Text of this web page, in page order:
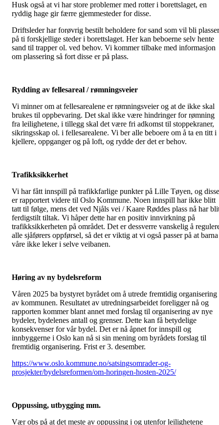
Husk også at vi har store problemer med rotter i borettslaget, en
ryddig hage gir færre gjemmesteder for disse.
Driftsleder har forøvrig bestilt beholdere for sand som vil bli
på ti forskjellige steder i borettslaget. Her kan beboerne selv hente
sand til trapper ol. ved behov. Vi kommer tilbake med informasjon
om plassering så fort disse er på plass.
Rydding av fellesareal / rømningsveier
Vi minner om at fellesarealene er rømningsveier og at de ikke skal
brukes til oppbevaring. Det skal ikke være hindringer for rømning
fra leilighetene, i tillegg skal det være fri adkomst til stoppekraner,
sikringsskap ol. i fellesarealene. Vi ber alle beboere om å ta en titt i
kjellere, oppganger og på loft, og rydde der det er behov.
Trafikksikkerhet
Vi har fått innspill på trafikkfarlige punkter på Lille Tøyen, og disse
er rapportert videre til Oslo Kommune. Noen innspill har ikke blitt
tatt til følge, mens det ved Njåls vei / Kaare Røddes plass nå har
ferdigstilt tiltak. Vi håper dette har en positiv innvirkning på
trafikksikkerheten på området. Det er dessverre vanskelig å
alle sjåførers oppførsel, så det er viktig at vi også passer på at barna
våre ikke leker i selve veibanen.
Høring av ny bydelsreform
Våren 2025 ba bystyret byrådet om å utrede fremtidig organisering
av kommunen. Resultatet av utredningsarbeidet foreligger nå og
rapporten kommer blant annet med forslag til organisering av nye
bydeler, bydelenes antall og grenser. Dette kan få betydelige
konsekvenser for vår bydel. Det er nå åpnet for innspill og
innbyggerne i Oslo kan nå si sin mening om byrådets forslag til
fremtidig organisering. Frist er 3. desember.
https://www.oslo.kommune.no/satsingsomrader-og-
prosjekter/bydelsreformen/om-horingen-hosten-2025/
Oppussing, utbygging mm.
Vær obs på at det meste av oppussing i og utenfor leilighetene